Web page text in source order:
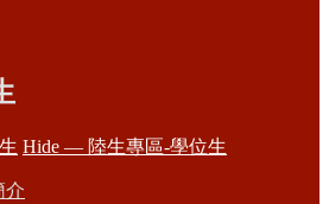
Hide — 陸生專區-學位生
介